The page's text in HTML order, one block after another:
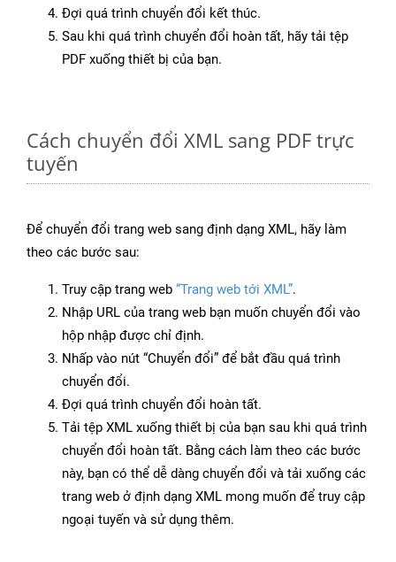
Đợi quá trình chuyển đổi kết thúc.
Sau khi quá trình chuyển đổi hoàn tất, hãy tải tệp
PDF xuống thiết bị của bạn.
Cách chuyển đổi XML sang PDF trực
tuyến
Để chuyển đổi trang web sang định dạng XML, hãy làm
theo các bước sau:
Truy cập trang web “Trang web tới XML”.
Nhập URL của trang web bạn muốn chuyển đổi vào
hộp nhập được chỉ định.
Nhấp vào nút “Chuyển đổi” để bắt đầu quá trình
chuyển đổi.
Đợi quá trình chuyển đổi hoàn tất.
Tải tệp XML xuống thiết bị của bạn sau khi quá trình
chuyển đổi hoàn tất. Bằng cách làm theo các bước
này, bạn có thể dễ dàng chuyển đổi và tải xuống các
trang web ở định dạng XML mong muốn để truy cập
ngoại tuyến và sử dụng thêm.